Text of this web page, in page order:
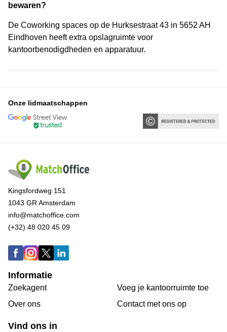
bewaren?
De Coworking spaces op de Hurksestraat 43 in 5652 AH
Eindhoven heeft extra opslagruimte voor
kantoorbenodigdheden en apparatuur.
Onze lidmaatschappen
Kingsfordweg 151
1043 GR Amsterdam
info@matchoffice.com
(+32) 48 020 45 09
Informatie
Zoekagent
Over ons
Voeg je kantoorruimte toe
Сontact met ons op
Vind ons in